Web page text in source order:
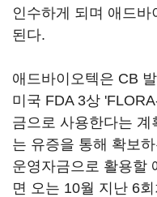
인수하게 되며 애드바
된다.
애드바이오텍은 CB
미국 FDA 3상
금으로 사용한다는
는 유증을 통해 확보
운영자금으로 활용할
면 오는 10월 지난 6